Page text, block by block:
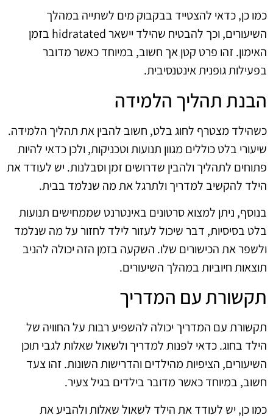
כמו כן, כדאי להצטייד בבקבוק מים לשתייה במהלך
השיעורים, וכך להבטיח שהילד יישאר hidratated בזמן
האימון. זהו פרט קטן אך חשוב, במיוחד כאשר מדובר
בפעילות גופנית אינטנסיבית.
הבנת תהליך הלמידה
כשהילד מצטרף לחוג בלט, חשוב להבין את תהליך הלמידה.
שיעורי בלט כוללים מגוון תנועות וטכניקות, ולכן כדאי להיות
פתוחים לתהליך ולהבין שדרושים זמן וסבלנות. יש לעודד את
הילד להקשיב למדריך ולתרגל את מה שנלמד בבית.
בנוסף, ניתן למצוא סרטונים באינטרנט שממחישים תנועות
בלט בסיסיות, דבר שיכול לעזור לילד לחזור על מה שנלמד
ולשפר את הכישורים שלו. השקעה בזמן הזה יכולה להניב
תוצאות חיוביות במהלך השיעורים.
תקשורת עם המדריך
תקשורת עם המדריך יכולה להשפיע רבות על החוויה של
הילד בחוג. כדאי לפנות למדריך ולשאול שאלות לגבי תוכן
השיעורים, הציפיות מהילדים והדרישות השונות. זהו צעד
חשוב, במיוחד כאשר מדובר בילדים בגיל צעיר.
כמו כן, יש לעודד את הילד לשאול שאלות ולהביע את